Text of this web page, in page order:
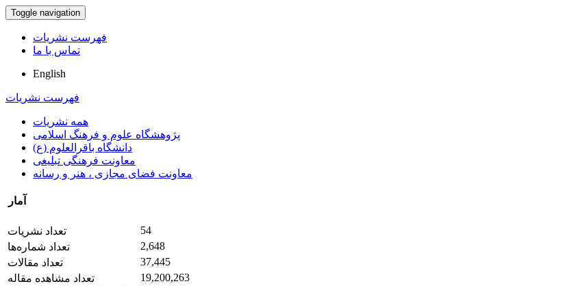
Toggle navigation
فهرست نشریات
تماس با ما
English
فهرست نشریات
همه نشریات
پژوهشگاه علوم و فرهنگ اسلامی
دانشگاه باقرالعلوم (ع)
معاونت فرهنگی تبلیغی
معاونت فضای مجازی ، هنر و رسانه
آمار
تعداد نشریات
54
تعداد شماره‌ها
2,648
تعداد مقالات
37,445
تعداد مشاهده مقاله
19,200,263